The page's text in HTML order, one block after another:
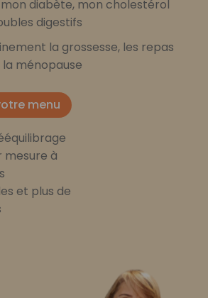
diabète, mon cholestérol
digestifs
la grossesse, les repas
ménopause
menu
mesure à
et plus de